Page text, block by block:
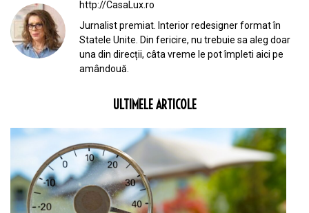
http://CasaLux.ro
Jurnalist premiat. Interior redesigner format în
Statele Unite. Din fericire, nu trebuie sa aleg doar
una din direcții, câta vreme le pot împleti aici pe
amândouă.
ULTIMELE ARTICOLE